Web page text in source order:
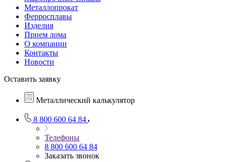
Металлопрокат
Ферросплавы
Изделия
Прием лома
О компании
Контакты
Новости
Оставить заявку
Металлический калькулятор
8 800 600 64 84
Телефоны
8 800 600 64 84
Заказать звонок